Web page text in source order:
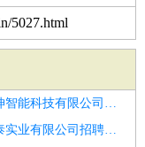
5027.html
山西荣坤智能科技有限公司招聘护士
陕西成泰实业有限公司招聘护士